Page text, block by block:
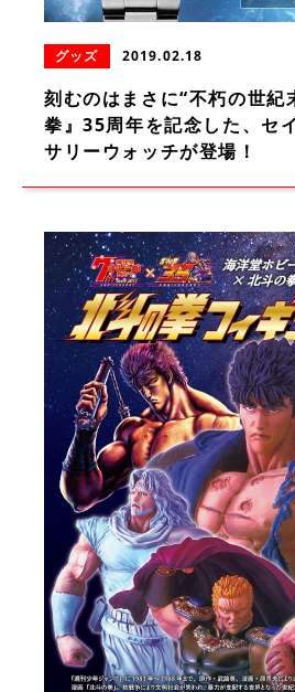
グッズ 2019.02.18
刻むのはまさに“不朽の世
拳』35周年を記念した、セ
サリーウォッチが登場！